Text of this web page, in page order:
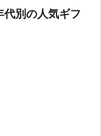
代別の人気ギフ